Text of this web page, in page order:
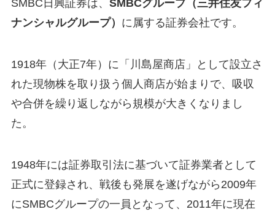
SMBC日興証券は、 SMBCグループ（三井住友フィ
ナンシャルグループ） に属する証券会社です。
1918年（大正7年）に「川島屋商店」として設立さ
れた現物株を取り扱う個人商店が始まりで、吸収
や合併を繰り返しながら規模が大きくなりまし
た。
1948年には証券取引法に基づいて証券業者として
正式に登録され、戦後も発展を遂げながら2009年
にSMBCグループの一員となって、2011年に現在